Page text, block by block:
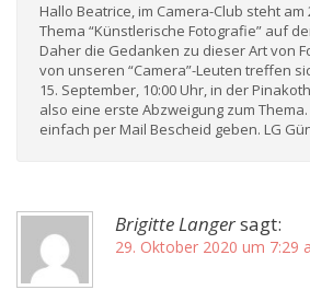
Hallo Beatrice, im Camera-Club steht
Thema “Künstlerische Fotografie” auf
Daher die Gedanken zu dieser Art von
von unseren “Camera”-Leuten treffen
15. September, 10:00 Uhr, in der
also eine erste Abzweigung zum
einfach per Mail Bescheid geben. LG
Brigitte Langersagt:
29. Oktober 2020 um 7:29